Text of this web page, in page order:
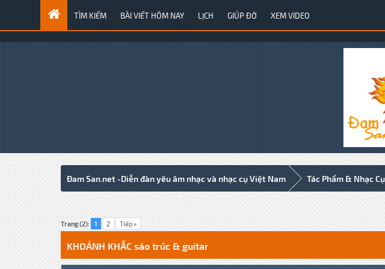
TÌM KIẾM BÀI VIẾT HÔM NAY LỊCH GIÚP ĐỠ XEM VIDEO
Đam San.net -Diễn đàn yêu âm nhạc và nhạc cụ Việt Nam Tác Phẩm & Nhạc
Trang (2): 1 2 Tiếp »
1 Votes - 4 Average
1
2
3
4
5
KHOẢNH KHẮC sáo trúc & guitar